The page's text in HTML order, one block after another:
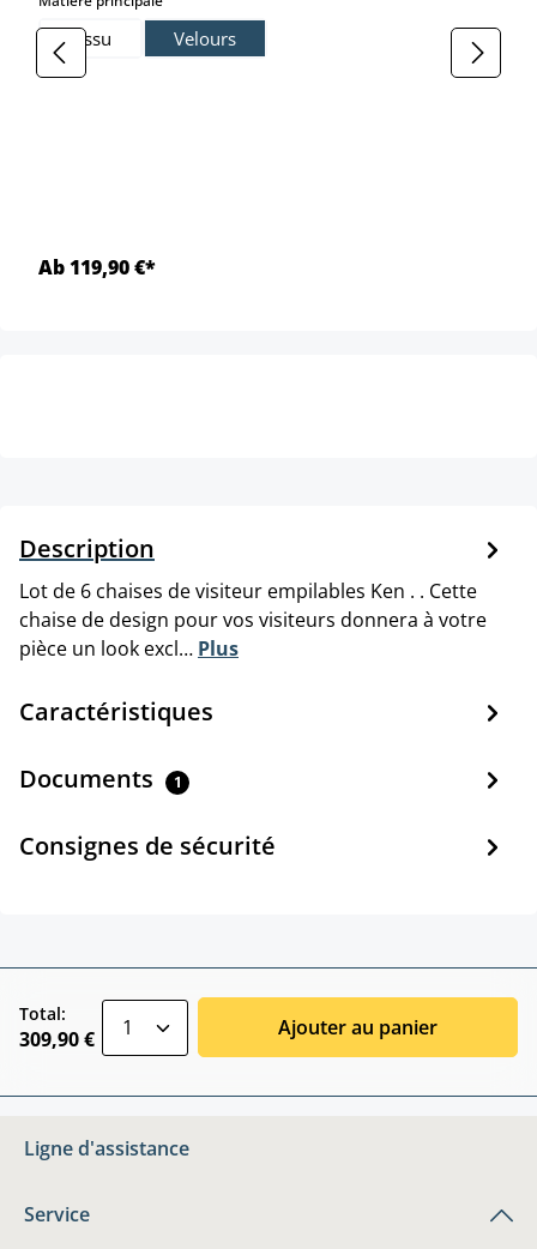
Tissu Velours
Ab 119,90 €*
Description
Lot de 6 chaises de visiteur empilables Ken . . Cette
chaise de design pour vos visiteurs donnera à votre
pièce un look excl… Plus
Caractéristiques
Documents 1
Consignes de sécurité
Total:
309,90 € Ajouter au panier
Ligne d'assistance
Service